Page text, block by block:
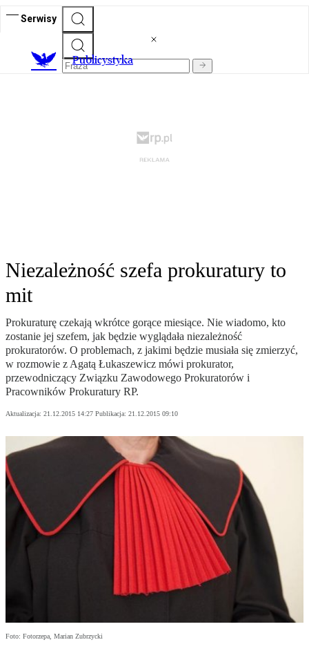
Serwisy
Publicystyka
Niezależność szefa prokuratury to
mit
Prokuraturę czekają wkrótce gorące miesiące. Nie wiadomo, kto
zostanie jej szefem, jak będzie wyglądała niezależność
prokuratorów. O problemach, z jakimi będzie musiała się zmierzyć,
w rozmowie z Agatą Łukaszewicz mówi prokurator,
przewodniczący Związku Zawodowego Prokuratorów i
Pracowników Prokuratury RP.
Aktualizacja: 21.12.2015 14:27 Publikacja: 21.12.2015 09:10
Foto: Fotorzepa, Marian Zubrzycki